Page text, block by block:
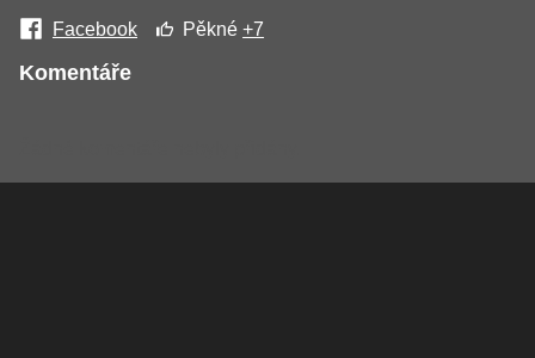
Facebook Pěkné+7
Komentáře